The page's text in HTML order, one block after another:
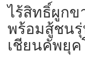
ไร้สิทธิ์ผูกข
พร้อมสู้ชนรุ่
เชียนคัพยุ